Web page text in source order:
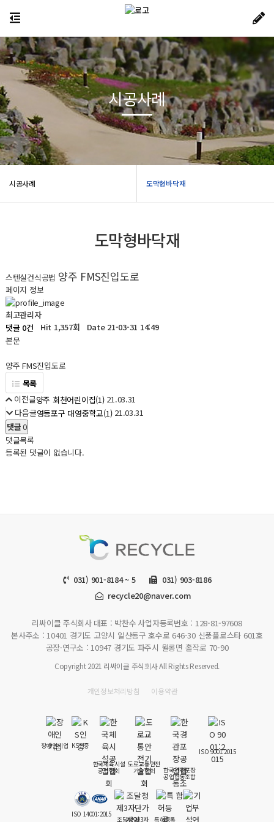
시공사례 도막형바닥재
시공사례
도막형바닥재
스텐실건식공법 양주 FMS진입도로
페이지 정보
최고관리자
댓글 0건
Hit 1,357회
Date 21-03-31 14:49
본문
양주 FMS진입도로
목록
이전글양주 회천어린이집(1) 21.03.31
다음글영등포구 대영중학교(1) 21.03.31
댓글0
댓글목록
등록된 댓글이 없습니다.
031) 901-8184 ~ 5
031) 903-8186
recycle20@naver.com
리싸이클 주식회사 대표 : 박찬수 사업자등록번호 : 128-81-97608
본사주소 : 10401 경기도 고양시 일산동구 호수로 646-30 신풍플로스타 601호
공장·연구소 : 10947 경기도 파주시 월롱면 홀작로 70-90
Copyright 2021 리싸이클 주식회사 All Rights Reserved.
개인정보처리방침 이용약관
장애인기업 KS인증
한국체육시설
공업협회
도로교통안전
기술협회 한국경관포장
공업협동조합
ISO 9001:2015
ISO 14001:2015
조달청 제3자 특허등록